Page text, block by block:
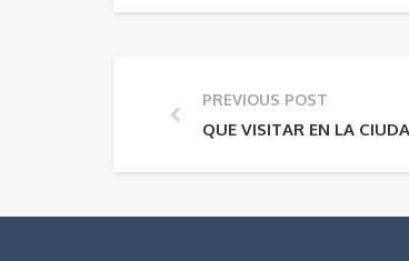
PREVIOUS POST
QUE VISITAR EN LA